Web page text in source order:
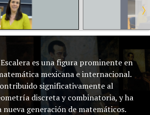
es una figura prominente en
mexicana e internacional.
significativamente al
discreta y combinatoria, y ha
nueva generación de matemáticos.